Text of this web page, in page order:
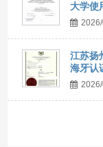
大学使
江苏扬
海牙认